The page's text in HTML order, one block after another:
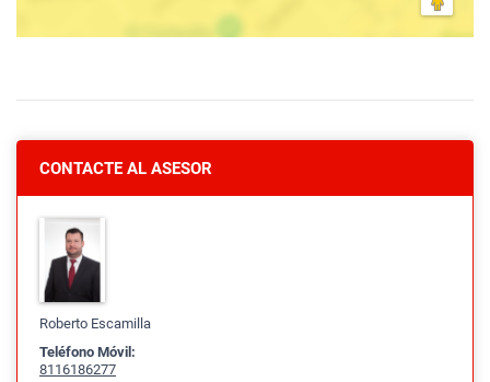
CONTACTE AL ASESOR
Roberto Escamilla
Teléfono Móvil:
8116186277